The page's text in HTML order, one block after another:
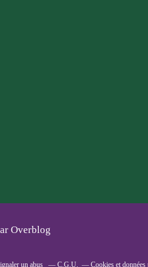
Overblog
un abus C.G.U. Cookies et données